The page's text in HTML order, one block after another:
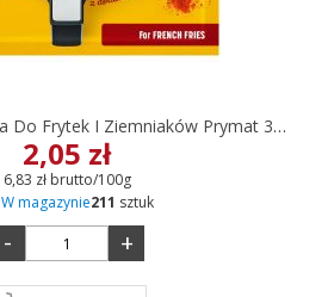
AIR FRYER Przyprawa Do Frytek I Ziemniaków Prymat 30 G
2,05 zł
6,83 zł brutto/100g
W magazynie211 sztuk
- +